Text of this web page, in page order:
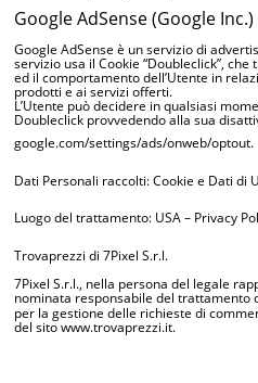
Google AdSense (Google Inc.)
Google AdSense è un servizio di
servizio usa il Cookie “Doubleclick”, che
ed il comportamento dell’Utente in
prodotti e ai servizi offerti.
L’Utente può decidere in qualsiasi
Doubleclick provvedendo alla sua
google.com/settings/ads/onweb/optout.
Dati Personali raccolti: Cookie e Dati di
Luogo del trattamento: USA – Privacy
Trovaprezzi di 7Pixel S.r.l.
7Pixel S.r.l., nella persona del legale
nominata responsabile del trattamento
per la gestione delle richieste di
del sito www.trovaprezzi.it.